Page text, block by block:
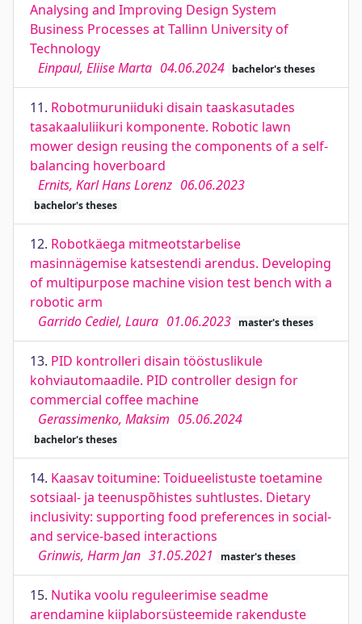
Analysing and Improving Design System
Business Processes at Tallinn University of
Technology
Einpaul, Eliise Marta 04.06.2024 bachelor's theses
11. Robotmuruniiduki disain taaskasutades
tasakaaluliikuri komponente. Robotic lawn
mower design reusing the components of a self-
balancing hoverboard
Ernits, Karl Hans Lorenz 06.06.2023
bachelor's theses
12. Robotkäega mitmeotstarbelise
masinnägemise katsestendi arendus. Developing
of multipurpose machine vision test bench with a
robotic arm
Garrido Cediel, Laura 01.06.2023 master's theses
13. PID kontrolleri disain tööstuslikule
kohviautomaadile. PID controller design for
commercial coffee machine
Gerassimenko, Maksim 05.06.2024
bachelor's theses
14. Kaasav toitumine: Toidueelistuste toetamine
sotsiaal- ja teenuspõhistes suhtlustes. Dietary
inclusivity: supporting food preferences in social-
and service-based interactions
Grinwis, Harm Jan 31.05.2021 master's theses
15. Nutika voolu reguleerimise seadme
arendamine kiiplaborsüsteemide rakenduste